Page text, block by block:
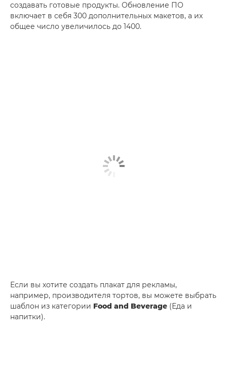
создавать готовые продукты. Обновление ПО
включает в себя 300 дополнительных макетов, а их
общее число увеличилось до 1400.
Если вы хотите создать плакат для рекламы,
например, производителя тортов, вы можете выбрать
шаблон из категории Food and Beverage (Еда и
напитки).